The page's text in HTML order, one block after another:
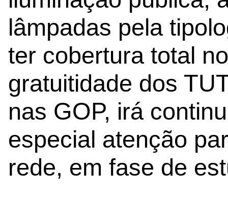
lâmpadas pela
ter cobertura total
gratuitidade dos
nas GOP, irá
especial atenção
rede, em fase de